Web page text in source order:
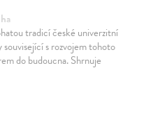
tradicí české univerzitní
s rozvojem tohoto
do budoucna. Shrnuje